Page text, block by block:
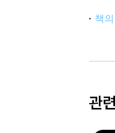
책
관